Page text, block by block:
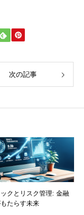
次の記事
クとリスク管理: 金融
たらす未来